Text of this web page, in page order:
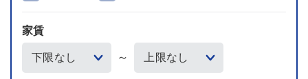
家賃
～